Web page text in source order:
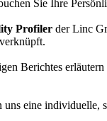
Sie Ihre
Profiler der Linc
Berichtes
uns eine individuelle,